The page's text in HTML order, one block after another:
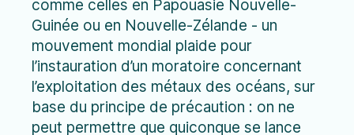
comme celles en Papouasie Nouvelle-
Guinée ou en Nouvelle-Zélande - un
mouvement mondial plaide pour
l’instauration d’un moratoire concernant
l’exploitation des métaux des océans, sur
base du principe de précaution : on ne
peut permettre que quiconque se lance